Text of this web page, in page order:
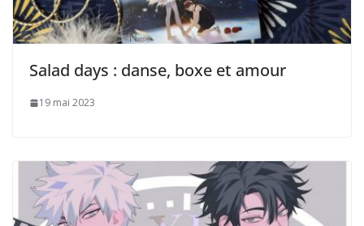
Salad days : danse, boxe et amour
19 mai 2023